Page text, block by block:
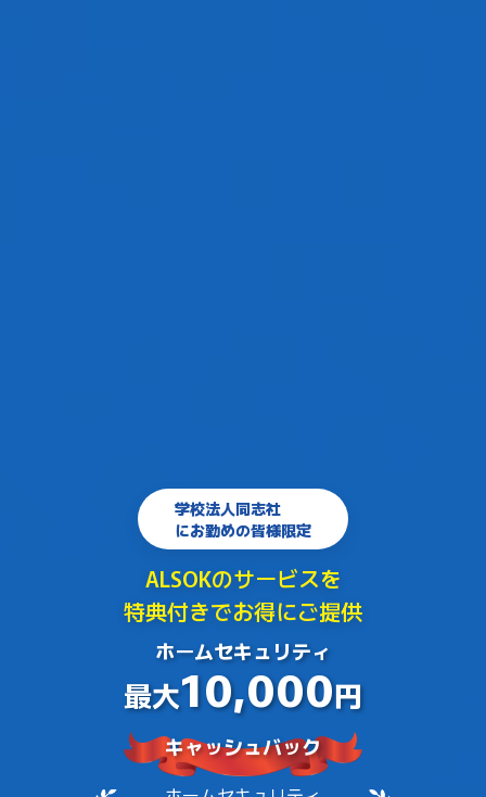
学校法人同志社
にお勤めの皆様限定
ALSOKのサービスを
特典付きでお得にご提供
ホームセキュリティ
最大10,000円
キャッシュバック